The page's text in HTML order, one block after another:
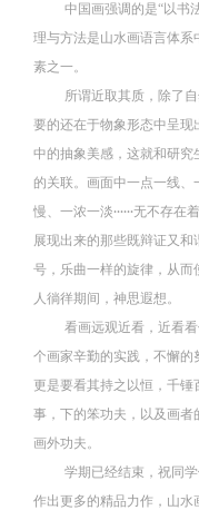
中国画强调的是“以书
理与方法是山水画语言体系
素之一。
所谓近取其质 ， 除了
要的还在于物象形态中呈现
中的抽象美感，这就和研究
的关联。画面中一点一线、
慢、 一浓一淡······无不存在
展现出来的那些既辩证又和
号 ， 乐曲一样的旋律 ，从而
人徜徉期间 ， 神思遐想。
看画远观近看， 近看
个画家辛勤的实践 ， 不懈的
更是要看其持之以恒 ， 千锤
事 ，下的笨功夫，以及画者
画外功夫。
学期已经结束，祝同
作出更多的精品力作，山水